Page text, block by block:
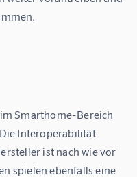
Smarthome-Bereich
Interoperabilität
ist nach wie vor
spielen ebenfalls eine